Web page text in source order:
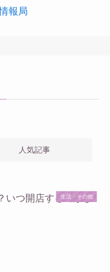
人気記事
生活・その他